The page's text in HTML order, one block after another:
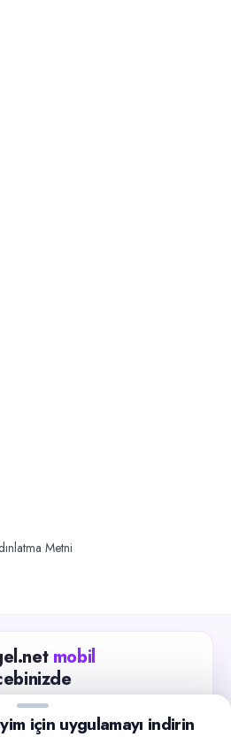
Metni
mobil
edin, işverenlerle hızlıca
için uygulamayı indirin